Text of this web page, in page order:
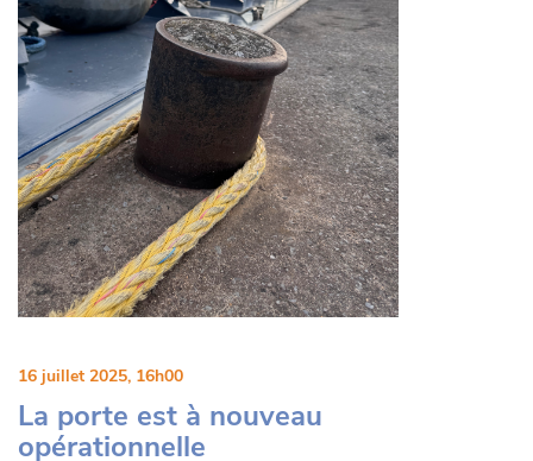
16 juillet 2025, 16h00
La porte est à nouveau
opérationnelle